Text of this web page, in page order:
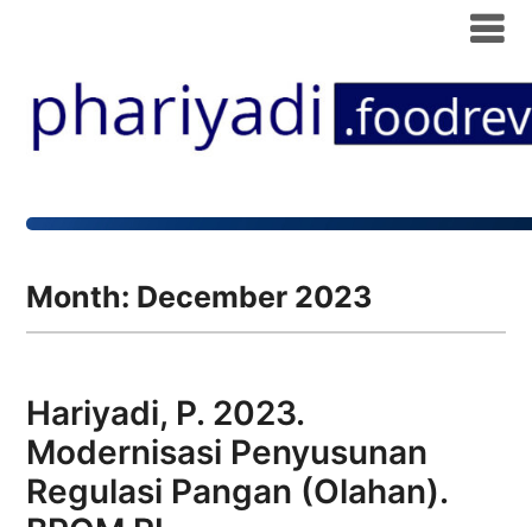
Month: December 2023
Hariyadi, P. 2023.
Modernisasi Penyusunan
Regulasi Pangan (Olahan).